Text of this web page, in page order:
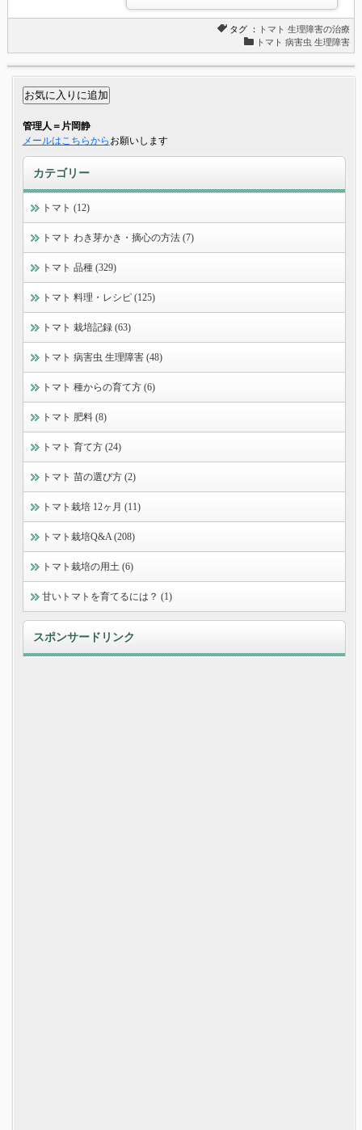
タグ ： トマト 生理障害の治療
トマト 病害虫 生理障害
管理人＝片岡静
メールはこちらから お願いします
カテゴリー
トマト (12)
トマト わき芽かき・摘心の方法 (7)
トマト 品種 (329)
トマト 料理・レシピ (125)
トマト 栽培記録 (63)
トマト 病害虫 生理障害 (48)
トマト 種からの育て方 (6)
トマト 肥料 (8)
トマト 育て方 (24)
トマト 苗の選び方 (2)
トマト栽培 12ヶ月 (11)
トマト栽培Q&A (208)
トマト栽培の用土 (6)
甘いトマトを育てるには？ (1)
スポンサードリンク